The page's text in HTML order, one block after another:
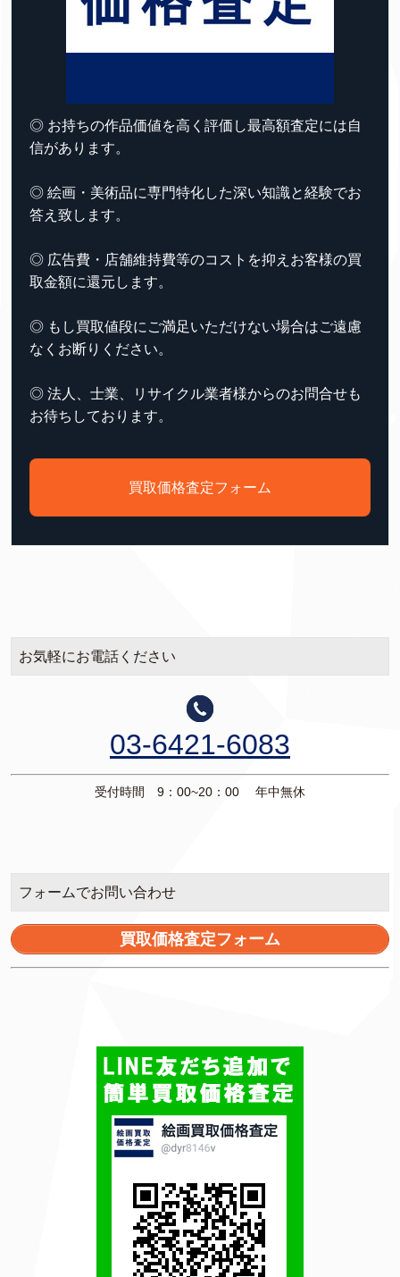
◎ お持ちの作品価値を高く評価し最高額査定には自
信があります。
◎ 絵画・美術品に専門特化した深い知識と経験でお
答え致します。
◎ 広告費・店舗維持費等のコストを抑えお客様の買
取金額に還元します。
◎ もし買取値段にご満足いただけない場合はご遠慮
なくお断りください。
◎ 法人、士業、リサイクル業者様からのお問合せも
お待ちしております。
買取価格査定フォーム
お気軽にお電話ください
03-6421-6083
受付時間 9：00~20：00 年中無休
フォームでお問い合わせ
買取価格査定フォーム